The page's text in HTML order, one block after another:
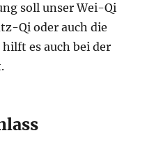
soll unser Wei-Qi
Qi oder auch die
es auch bei der